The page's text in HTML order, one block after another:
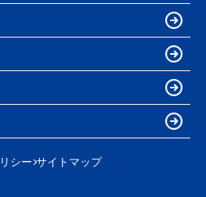
シー サイトマップ